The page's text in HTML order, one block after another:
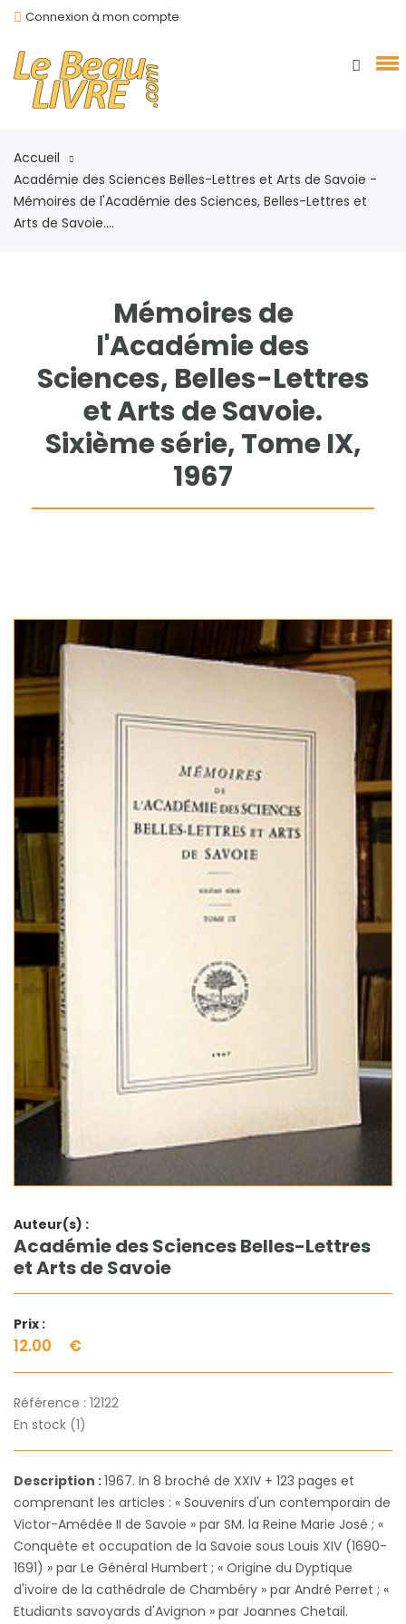
Connexion à mon compte
Accueil
Académie des Sciences Belles-Lettres et Arts de Savoie -
Mémoires de l'Académie des Sciences, Belles-Lettres et
Arts de Savoie....
Mémoires de
l'Académie des
Sciences, Belles-Lettres
et Arts de Savoie.
Sixième série, Tome IX,
1967
Auteur(s) :
Académie des Sciences Belles-Lettres
et Arts de Savoie
Prix :
12.00 €
Référence : 12122
En stock (1)
Description :1967. In 8 broché de XXIV + 123 pages et
comprenant les articles : « Souvenirs d'un contemporain de
Victor-Amédée II de Savoie » par SM. la Reine Marie José ; «
Conquète et occupation de la Savoie sous Louis XIV (1690-
1691) » par Le Général Humbert ; « Origine du Dyptique
d'ivoire de la cathédrale de Chambéry » par André Perret ; «
Etudiants savoyards d'Avignon » par Joannes Chetail.